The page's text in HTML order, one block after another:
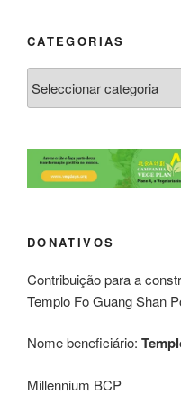
CATEGORIAS
DONATIVOS
Contribuição para a
Templo Fo Guang Shan
Nome beneficiário:
Millennium BCP